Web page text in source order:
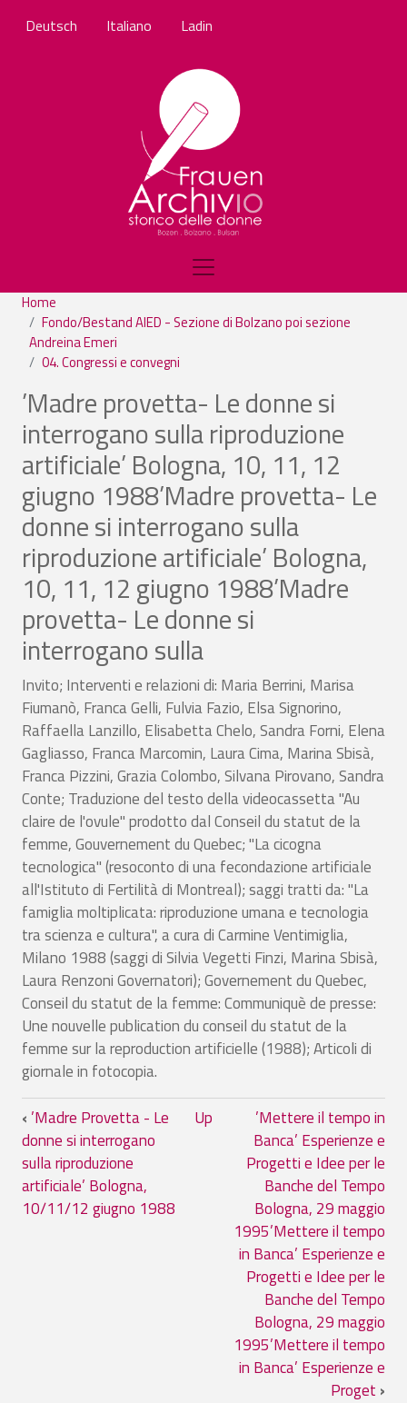
Deutsch Italiano Ladin
Home
Fondo/Bestand AIED - Sezione di Bolzano poi sezione
Andreina Emeri
04. Congressi e convegni
’Madre provetta- Le donne si
interrogano sulla riproduzione
artificiale’ Bologna, 10, 11, 12
giugno 1988’Madre provetta- Le
donne si interrogano sulla
riproduzione artificiale’ Bologna,
10, 11, 12 giugno 1988’Madre
provetta- Le donne si
interrogano sulla
Invito; Interventi e relazioni di: Maria Berrini, Marisa
Fiumanò, Franca Gelli, Fulvia Fazio, Elsa Signorino,
Raffaella Lanzillo, Elisabetta Chelo, Sandra Forni, Elena
Gagliasso, Franca Marcomin, Laura Cima, Marina Sbisà,
Franca Pizzini, Grazia Colombo, Silvana Pirovano, Sandra
Conte; Traduzione del testo della videocassetta "Au
claire de l'ovule" prodotto dal Conseil du statut de la
femme, Gouvernement du Quebec; "La cicogna
tecnologica" (resoconto di una fecondazione artificiale
all'Istituto di Fertilità di Montreal); saggi tratti da: "La
famiglia moltiplicata: riproduzione umana e tecnologia
tra scienza e cultura", a cura di Carmine Ventimiglia,
Milano 1988 (saggi di Silvia Vegetti Finzi, Marina Sbisà,
Laura Renzoni Governatori); Governement du Quebec,
Conseil du statut de la femme: Communiquè de presse:
Une nouvelle publication du conseil du statut de la
femme sur la reproduction artificielle (1988); Articoli di
giornale in fotocopia.
Book traversal links for ’Madre
‹ ’Madre Provetta - Le
donne si interrogano
sulla riproduzione
artificiale’ Bologna,
10/11/12 giugno 1988
Up
’Mettere il tempo in
Banca’ Esperienze e
Progetti e Idee per le
Banche del Tempo
Bologna, 29 maggio
1995’Mettere il tempo
in Banca’ Esperienze e
Progetti e Idee per le
Banche del Tempo
Bologna, 29 maggio
1995’Mettere il tempo
in Banca’ Esperienze e
Proget ›